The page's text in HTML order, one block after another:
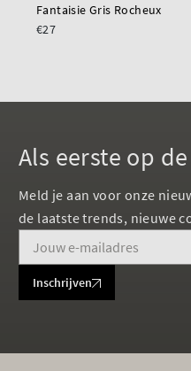
Fantaisie Gris Rocheux
€27
Als eerste op
Meld je aan voor onze
de laatste trends, nieuwe
Inschrijven